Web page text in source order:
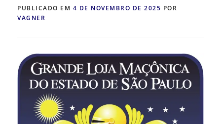
PUBLICADO EM 4 DE NOVEMBRO DE 2025 POR
VAGNER